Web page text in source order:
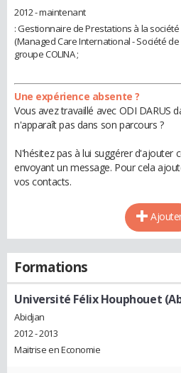
2012 - maintenant
: Gestionnaire de Prestations à la société
(Managed Care International - Société
groupe COLINA ;
Une expérience absente ?
Vous avez travaillé avec ODI DARUS
n'apparaît pas dans son parcours ?
N'hésitez pas à lui suggérer d'ajouter
envoyant un message. Pour cela
vos contacts.
Formations
Université Félix Houphouet
Abidjan
2012 - 2013
Maitrise en Economie